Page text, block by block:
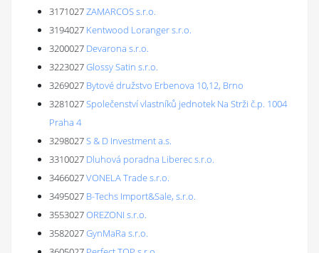
3171027ZAMARCOS s.r.o.
3194027 Kentwood Loranger s.r.o.
3200027 Devarona s.r.o.
3223027Glossy Satin s.r.o.
3269027 Bytové družstvo Erbenova 10,12, Brno
3281027Společenství vlastníků jednotek Na Strži č.p. 1004
Praha 4
3298027S & D Investment a.s.
3310027 Dluhová poradna Liberec s.r.o.
3466027VONELA Trade s.r.o.
3495027 B-Techs Import&Sale, s.r.o.
3553027OREZONI s.r.o.
3582027GynMaRa s.r.o.